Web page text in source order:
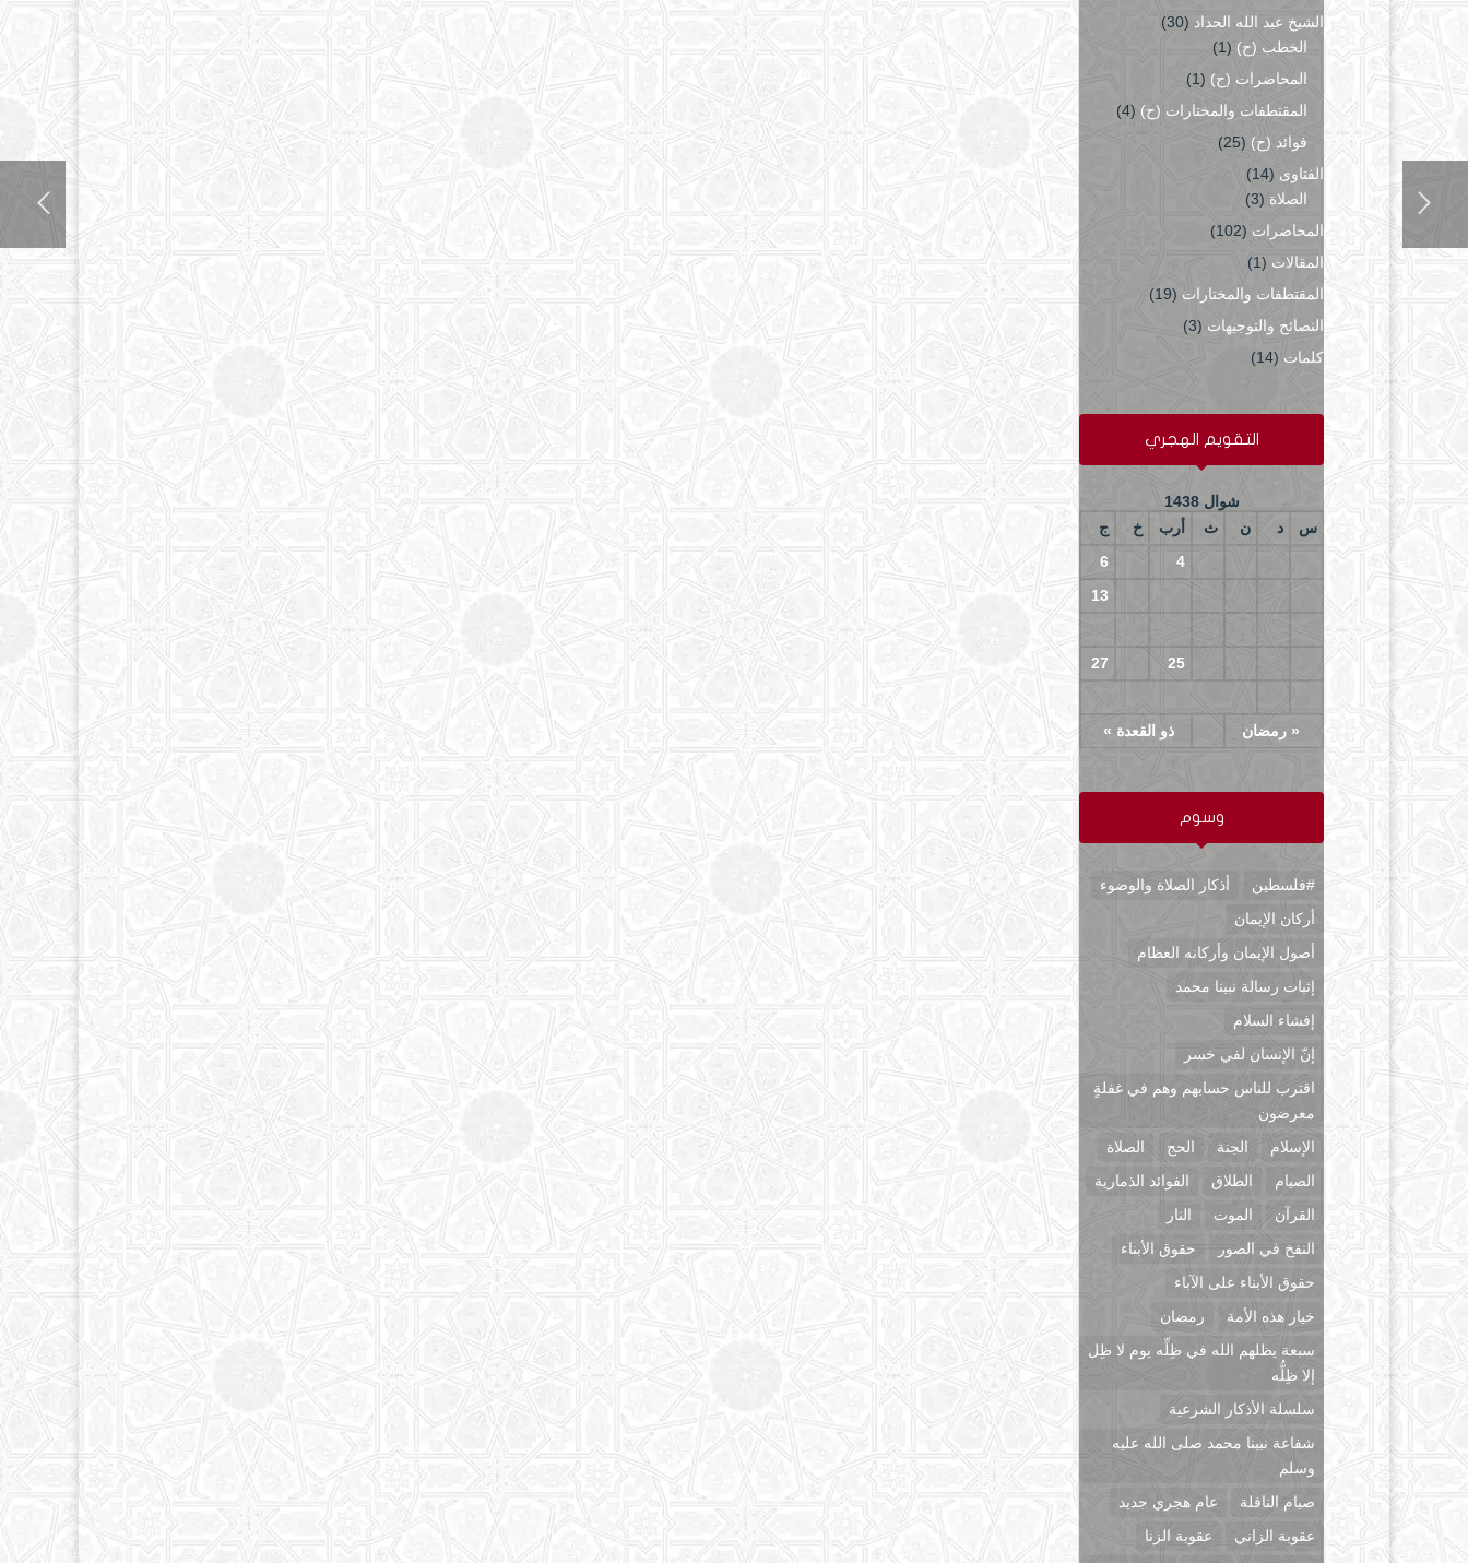
الشيخ عبد الله الحداد (30)
الخطب (ح) (1)
المحاضرات (ح) (1)
المقتطفات والمختارات (ح) (4)
فوائد (ح) (25)
الفتاوى (14)
الصلاة (3)
المحاضرات (102)
المقالات (1)
المقتطفات والمختارات (19)
النصائح والتوجيهات (3)
كلمات (14)
التقويم الهجري
شوال 1438
س
د ن ث أرب خ ج
« رمضان ذو القعدة »
4
6
13
25
27
وسوم
#فلسطين
أذكار الصلاة والوضوء
أركان الإيمان
أصول الإيمان وأركانه العظام
إثبات رسالة نبينا محمد
إفشاء السلام
إنّ الإنسان لفي خسر
اقترب للناس حسابهم وهم في غفلةٍ
معرضون
الإسلام
الجنة الحج
الصلاة
الصيام
الطلاق
الفوائد الذمارية
القرآن
الموت
النار
النفخ في الصور
حقوق الأبناء
حقوق الأبناء على الآباء
خيار هذه الأمة
رمضان
سبعة يظلهم الله في ظِلِّه يوم لا ظِل
إلا ظِلُّه
سلسلة الأذكار الشرعية
شفاعة نبينا محمد صلى الله عليه
وسلم
صيام النافلة
عام هجري جديد
عقوبة الزاني
عقوبة الزنا